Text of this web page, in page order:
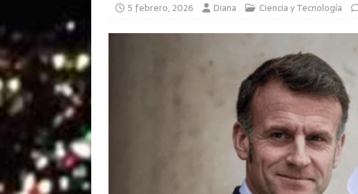
5 febrero, 2026 Diana Ciencia y Tecnología